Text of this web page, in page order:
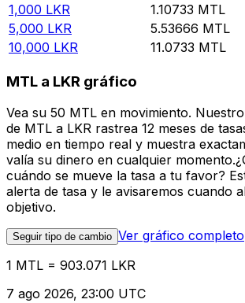
1,000 LKR 1.10733 MTL
5,000 LKR 5.53666 MTL
10,000 LKR 11.0733 MTL
MTL a LKR gráfico
Vea su 50 MTL en movimiento.
de MTL a LKR rastrea 12 meses de
medio en tiempo real y muestra
valía su dinero en cualquier
cuándo se mueve la tasa a tu favor?
alerta de tasa y le avisaremos cuando
objetivo.
Seguir tipo de cambio Ver gráfico completo
1 MTL = 903.071 LKR
7 ago 2026, 23:00 UTC